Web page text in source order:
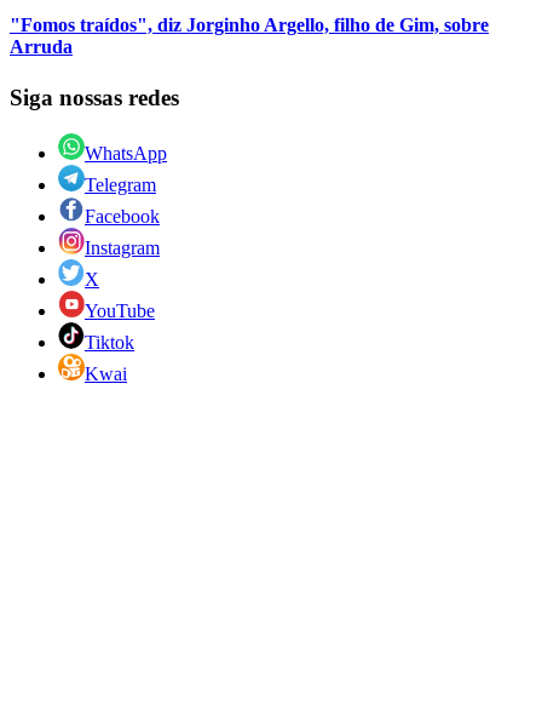
"Fomos traídos", diz Jorginho Argello, filho de Gim, sobre
Arruda
Siga nossas redes
WhatsApp
Telegram
Facebook
Instagram
X
YouTube
Tiktok
Kwai